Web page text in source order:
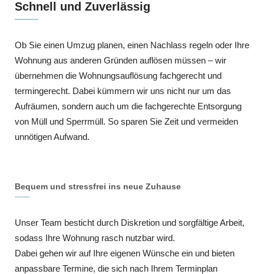
Schnell und Zuverlässig
Ob Sie einen Umzug planen, einen Nachlass regeln oder Ihre
Wohnung aus anderen Gründen auflösen müssen – wir
übernehmen die Wohnungsauflösung fachgerecht und
termingerecht. Dabei kümmern wir uns nicht nur um das
Aufräumen, sondern auch um die fachgerechte Entsorgung
von Müll und Sperrmüll. So sparen Sie Zeit und vermeiden
unnötigen Aufwand.
Bequem und stressfrei ins neue Zuhause
Unser Team besticht durch Diskretion und sorgfältige Arbeit,
sodass Ihre Wohnung rasch nutzbar wird.
Dabei gehen wir auf Ihre eigenen Wünsche ein und bieten
anpassbare Termine, die sich nach Ihrem Terminplan